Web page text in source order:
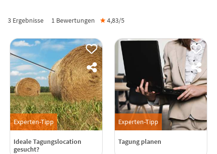
3 Ergebnisse 1 Bewertungen ★4,83/5
Experten-Tipp
Ideale Tagungslocation
gesucht?
Experten-Tipp
Tagung planen